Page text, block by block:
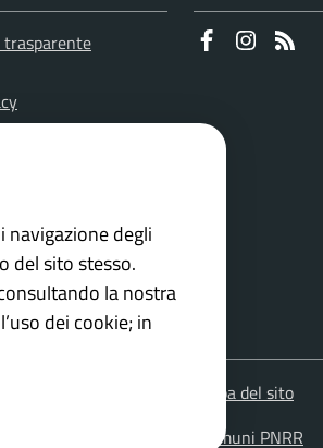
FaceboookInstagram
Mappa del sito
Soluzione Comuni PNRR
navigazione degli
del sito stesso.
la nostra
dei cookie; in